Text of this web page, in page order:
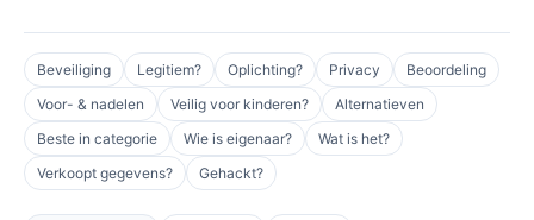
Beveiliging Legitiem? Oplichting? Privacy
Beoordeling
Voor- & nadelen
Veilig voor kinderen?
Alternatieven
Beste in categorie
Wie is eigenaar?
Wat is het?
Verkoopt gegevens?
Gehackt?